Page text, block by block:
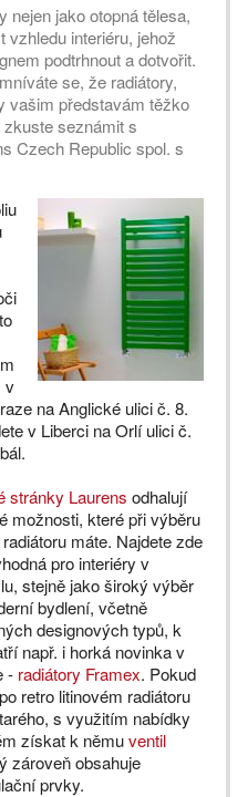
nejen jako otopná tělesa,
vzhledu interiéru, jehož
podtrhnout a dotvořit.
se, že radiátory,
vašim představám těžko
seznámit s
Czech Republic spol. s
v
na Anglické ulici č. 8.
v Liberci na Orlí ulici č.
stránky Laurens odhalují
možnosti, které při výběru
máte. Najdete zde
pro interiéry v
stejně jako široký výběr
bydlení, včetně
designových typů, k
např. i horká novinka v
- radiátory Framex. Pokud
retro litinovém radiátoru
s využitím nabídky
získat k němuventil
zároveň obsahuje
prvky.